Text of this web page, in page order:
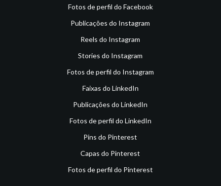
Fotos de perfil do Facebook
Publicações do Instagram
Reels do Instagram
Stories do Instagram
Fotos de perfil do Instagram
Faixas do LinkedIn
Publicações do LinkedIn
Fotos de perfil do LinkedIn
Pins do Pinterest
Capas do Pinterest
Fotos de perfil do Pinterest